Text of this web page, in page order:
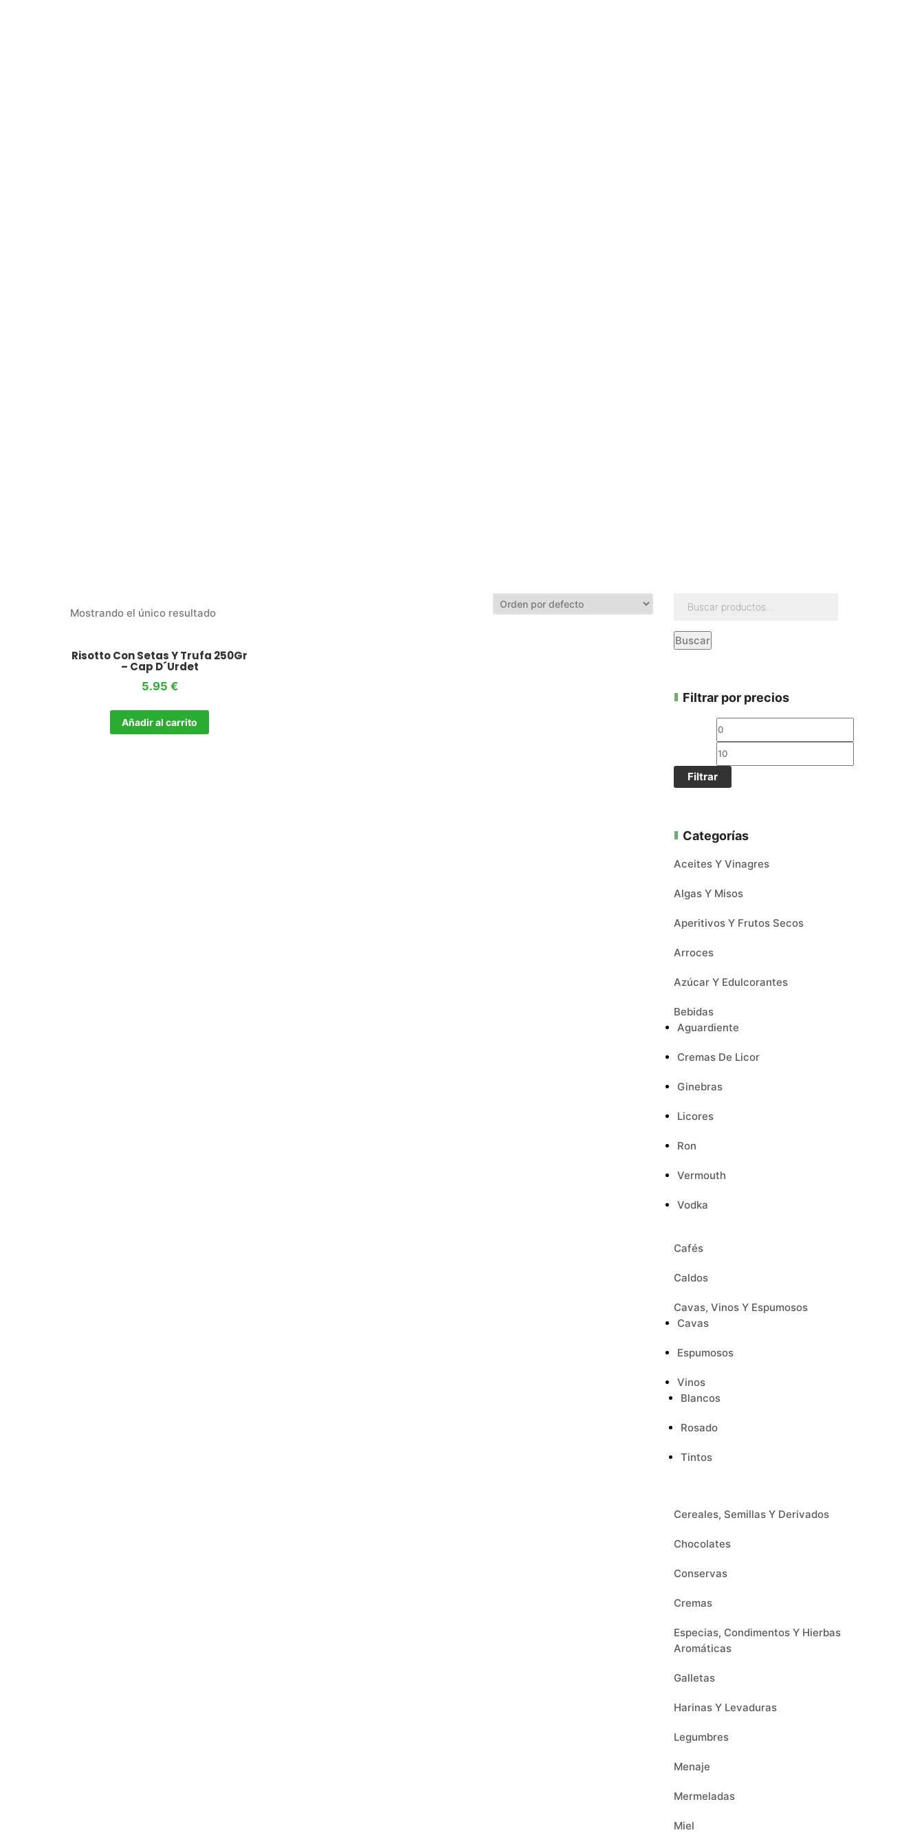
Mostrando el único resultado
Risotto Con Setas Y Trufa 250Gr
– Cap D´Urdet
5.95 €
Añadir al carrito
Buscar
Filtrar por precios
Filtrar
Categorías
Aceites Y Vinagres
Algas Y Misos
Aperitivos Y Frutos Secos
Arroces
Azúcar Y Edulcorantes
Bebidas
Aguardiente
Cremas De Licor
Ginebras
Licores
Ron
Vermouth
Vodka
Cafés
Caldos
Cavas, Vinos Y Espumosos
Cavas
Espumosos
Vinos
Blancos
Rosado
Tintos
Cereales, Semillas Y Derivados
Chocolates
Conservas
Cremas
Especias, Condimentos Y Hierbas
Aromáticas
Galletas
Harinas Y Levaduras
Legumbres
Menaje
Mermeladas
Miel